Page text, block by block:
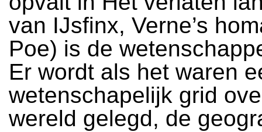
van IJsfinx, Verne’s
Poe) is de
Er wordt als het waren
wetenschapelijk grid
wereld gelegd, de